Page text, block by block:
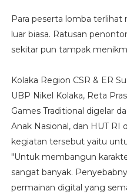
Para peserta lomba
luar biasa. Ratusan
sekitar pun tampak
Kolaka Region CSR & ER
UBP Nikel Kolaka, Reta
Games Traditional digelar
Anak Nasional, dan HUT RI
kegiatan tersebut yaitu
"Untuk membangun
sangat banyak.
permainan digital yang